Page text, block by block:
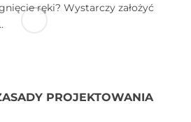
ręki? Wystarczy założyć
PROJEKTOWANIA